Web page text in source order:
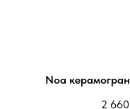
Noa
2 660